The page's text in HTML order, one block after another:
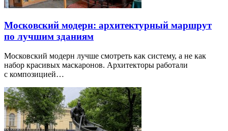
Московский модерн: архитектурный маршрут
по лучшим зданиям
Московский модерн лучше смотреть как систему, а не как
набор красивых маскаронов. Архитекторы работали
с композицией…